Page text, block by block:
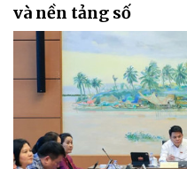
và nền tảng số